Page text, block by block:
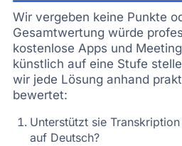
Wir vergeben keine Punkte
Gesamtwertung würde
kostenlose Apps und
künstlich auf eine Stufe
wir jede Lösung anhand
bewertet:
Unterstützt sie
auf Deutsch?